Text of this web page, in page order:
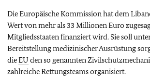
Die Europäische Kommission hat dem
Wert von mehr als 33 Millionen Euro
Mitgliedsstaaten finanziert wird. Sie soll
Bereitstellung medizinischer Ausrüstung
dieEU den so genannten
zahlreiche Rettungsteams organisiert.